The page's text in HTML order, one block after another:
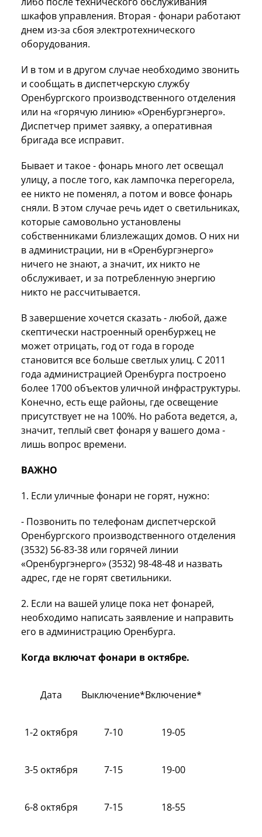
шкафов управления. Вторая - фонари работают
днем из-за сбоя электротехнического
оборудования.
И в том и в другом случае необходимо звонить
и сообщать в диспетчерскую службу
Оренбургского производственного отделения
или на «горячую линию» «Оренбургэнерго».
Диспетчер примет заявку, а оперативная
бригада все исправит.
Бывает и такое - фонарь много лет освещал
улицу, а после того, как лампочка перегорела,
ее никто не поменял, а потом и вовсе фонарь
сняли. В этом случае речь идет о светильниках,
которые самовольно установлены
собственниками близлежащих домов. О них ни
в администрации, ни в «Оренбургэнерго»
ничего не знают, а значит, их никто не
обслуживает, и за потребленную энергию
никто не рассчитывается.
В завершение хочется сказать - любой, даже
скептически настроенный оренбуржец не
может отрицать, год от года в городе
становится все больше светлых улиц. С 2011
года администрацией Оренбурга построено
более 1700 объектов уличной инфраструктуры.
Конечно, есть еще районы, где освещение
присутствует не на 100%. Но работа ведется, а,
значит, теплый свет фонаря у вашего дома -
лишь вопрос времени.
ВАЖНО
1. Если уличные фонари не горят, нужно:
- Позвонить по телефонам диспетчерской
Оренбургского производственного отделения
(3532) 56-83-38 или горячей линии
«Оренбургэнерго» (3532) 98-48-48 и назвать
адрес, где не горят светильники.
2. Если на вашей улице пока нет фонарей,
необходимо написать заявление и направить
его в администрацию Оренбурга.
Когда включат фонари в октябре.
Дата Выключение*Включение*
1-2 октября 7-10 19-05
3-5 октября 7-15 19-00
6-8 октября 7-15 18-55